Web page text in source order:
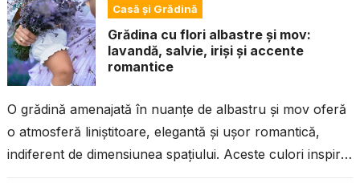
Casă și Grădină
Grădina cu flori albastre și mov:
lavandă, salvie, iriși și accente
romantice
O grădină amenajată în nuanțe de albastru și mov oferă
o atmosferă liniștitoare, elegantă și ușor romantică,
indiferent de dimensiunea spațiului. Aceste culori inspiră